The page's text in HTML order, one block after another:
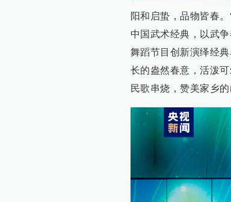
阳和启蛰，品物皆春
中国武术经典，以武
舞蹈节目创新演绎经
长的盎然春意，活泼
民歌串烧，赞美家乡